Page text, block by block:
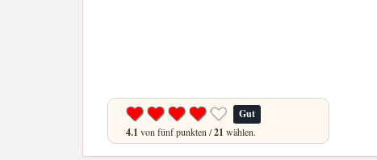
Gut
4.1 von fünf punkten /21 wählen.